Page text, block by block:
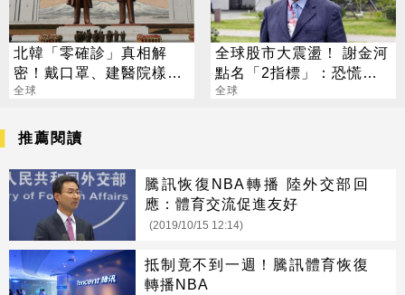
北韓「零確診」真相解
密！戴口罩、建醫院樣樣
來
全球
全球股市大震盪！ 謝金河
點名「2指標」：恐慌跌
勢已告一段落
全球
推薦閱讀
騰訊恢復NBA轉播 陸外交部回
應：體育交流促進友好
(2019/10/15 12:14)
抵制竟不到一週！騰訊體育恢復
轉播NBA